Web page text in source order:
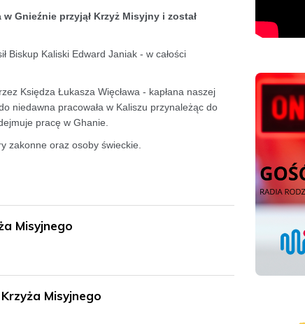
Gnieźnie przyjął Krzyż Misyjny i został
Biskup Kaliski Edward Janiak - w całości
Księdza Łukasza Więcława - kapłana naszej
niedawna pracowała w Kaliszu przynależąc do
pracę w Ghanie.
zakonne oraz osoby świeckie.
Misyjnego
Misyjnego